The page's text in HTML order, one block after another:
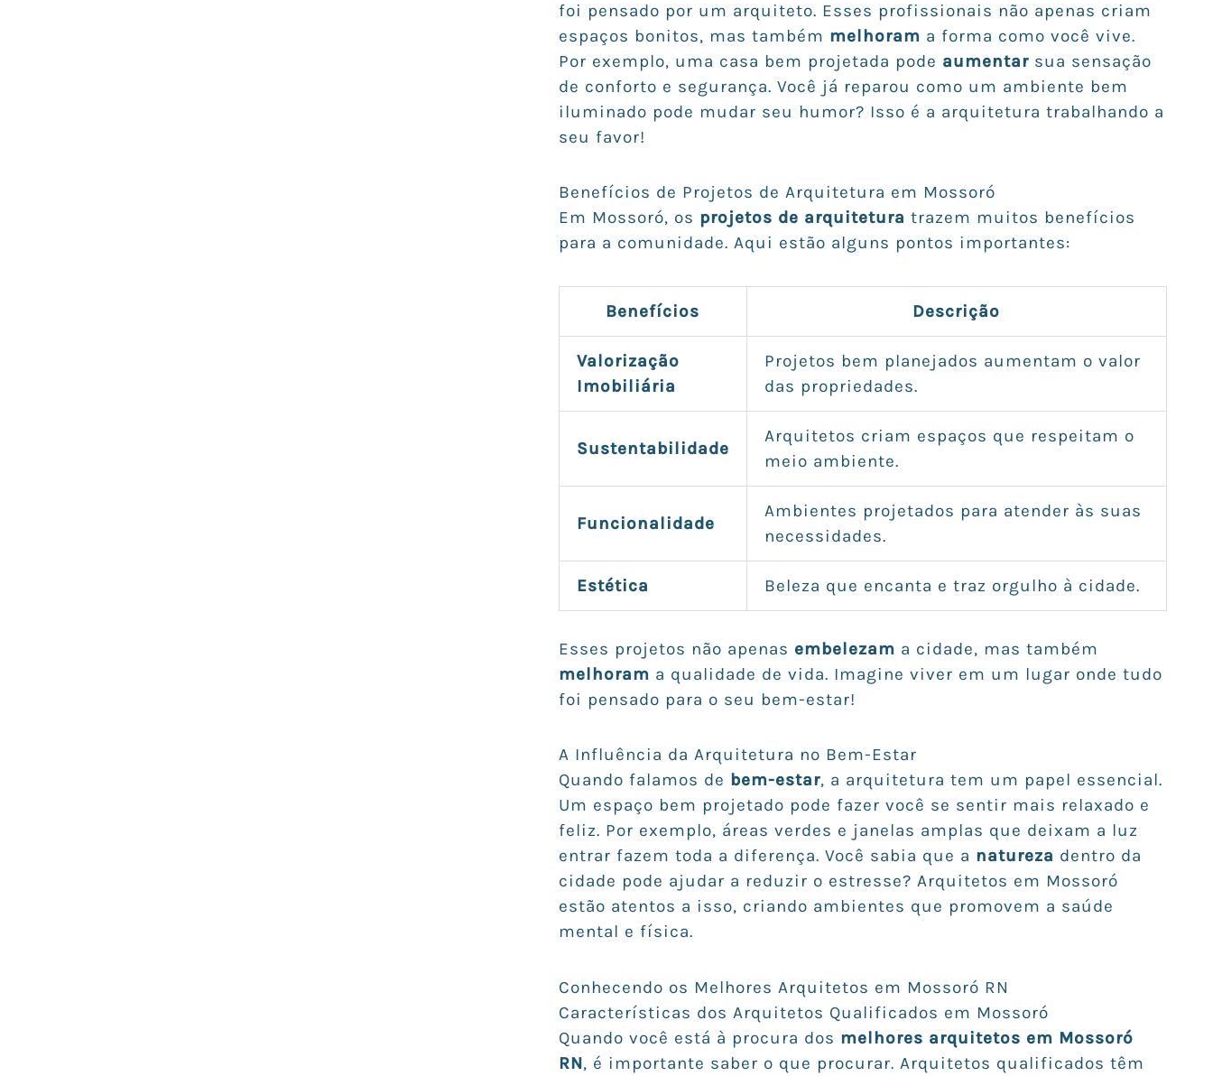
foi pensado por um arquiteto. Esses profissionais não apenas criam
espaços bonitos, mas também melhoram a forma como você vive.
Por exemplo, uma casa bem projetada pode aumentarsua sensação
de conforto e segurança. Você já reparou como um ambiente bem
iluminado pode mudar seu humor? Isso é a arquitetura trabalhando a
seu favor!
Benefícios de Projetos de Arquitetura em Mossoró
Em Mossoró, os projetos de arquitetura trazem muitos benefícios
para a comunidade. Aqui estão alguns pontos importantes:
Benefícios Descrição
Valorização
Imobiliária
Projetos bem planejados aumentam o valor
das propriedades.
Sustentabilidade
Arquitetos criam espaços que respeitam o
meio ambiente.
Funcionalidade
Ambientes projetados para atender às suas
necessidades.
Estética Beleza que encanta e traz orgulho à cidade.
Esses projetos não apenas embelezam a cidade, mas também
melhoram a qualidade de vida. Imagine viver em um lugar onde tudo
foi pensado para o seu bem-estar!
A Influência da Arquitetura no Bem-Estar
Quando falamos de bem-estar, a arquitetura tem um papel essencial.
Um espaço bem projetado pode fazer você se sentir mais relaxado e
feliz. Por exemplo, áreas verdes e janelas amplas que deixam a luz
entrar fazem toda a diferença. Você sabia que a natureza dentro da
cidade pode ajudar a reduzir o estresse? Arquitetos em Mossoró
estão atentos a isso, criando ambientes que promovem a saúde
mental e física.
Conhecendo os Melhores Arquitetos em Mossoró RN
Características dos Arquitetos Qualificados em Mossoró
Quando você está à procura dos melhores arquitetos em Mossoró
RN, é importante saber o que procurar. Arquitetos qualificados têm